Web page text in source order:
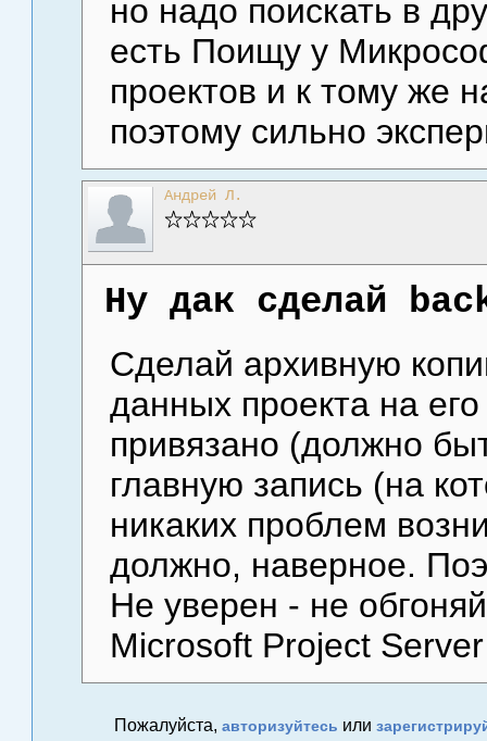
но надо поискать в
есть Поищу у
проектов и к тому же
поэтому сильно
Андрей Л.
Ну дак сделай
Сделай архивную
данных проекта на
привязано (должно
главную запись (на
никаких проблем
должно, наверное.
Не уверен - не
Microsoft Project
Пожалуйста, авторизуйтесь или